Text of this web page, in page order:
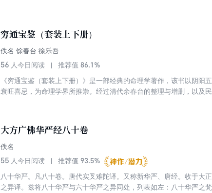
相应之学说；不治已病治未病之预防思想；阴阳五行及气运对中医理
学为主而又望闻问切全面论述之诊断；针砭灸摩、汤液醪醴之运用；
治则；对咳、疟、痹、风、厥、痿及热病、奇病等具体疾病之认识等
释，其时第七卷已亡佚。唐王冰得先师张公秘本，补其所亡，广为次
穷通宝鉴（套装上下册）
佚名 馀春台 徐乐吾
56 人今日阅读 推荐值 86.1%
《穷通宝鉴（套装上下册）》是一部经典的命理学著作，该书以阴阳
衰旺喜忌，为命理学界所推崇。经过清代余春台的整理与增删，以及
大方广佛华严经八十卷
佚名
55 人今日阅读 推荐值 93.5%
八十华严。凡八十卷。唐代实叉难陀译。又称新华严、唐经。收于大
之异译。兹将八十华严与六十华严之异同处，列表如左：八十华严之